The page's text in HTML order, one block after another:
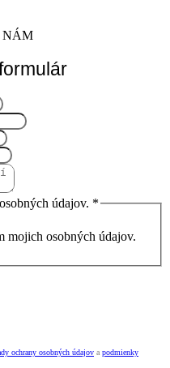
NÁM
údajov. *
mojich osobných údajov.
ochrany osobných údajov a podmienky